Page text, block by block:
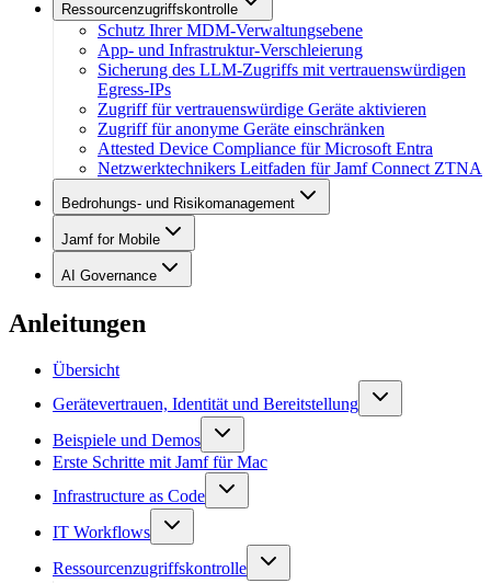
Ressourcenzugriffskontrolle
Schutz Ihrer MDM-Verwaltungsebene
App- und Infrastruktur-Verschleierung
Sicherung des LLM-Zugriffs mit vertrauenswürdigen
Egress-IPs
Zugriff für vertrauenswürdige Geräte aktivieren
Zugriff für anonyme Geräte einschränken
Attested Device Compliance für Microsoft Entra
Netzwerktechnikers Leitfaden für Jamf Connect ZTNA
Bedrohungs- und Risikomanagement
Jamf for Mobile
AI Governance
Anleitungen
Übersicht
Gerätevertrauen, Identität und Bereitstellung
Beispiele und Demos
Erste Schritte mit Jamf für Mac
Infrastructure as Code
IT Workflows
Ressourcenzugriffskontrolle